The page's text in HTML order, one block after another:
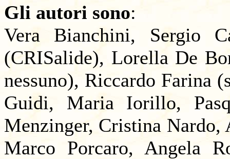
Gli autori sono:
Vera Bianchini, Sergio
(CRISalide), Lorella De
nessuno), Riccardo Farina
Guidi, Maria Iorillo,
Menzinger, Cristina Nardo,
Marco Porcaro, Angela